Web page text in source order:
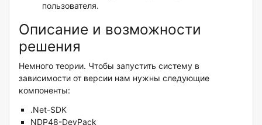
пользователя.
Описание и возможности
решения
Немного теории. Чтобы запустить систему в
зависимости от версии нам нужны следующие
компоненты:
.Net-SDK
NDP48-DevPack